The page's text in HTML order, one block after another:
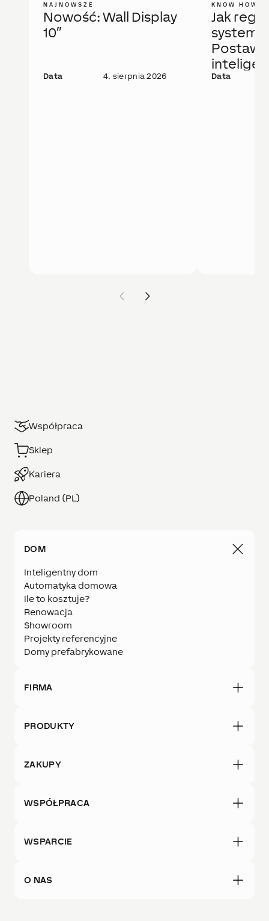
NAJNOWSZE
Nowość: Wall Display
10″
Data 4. sierpnia 2026
KNOW HOW
Jak
system
Postaw
Data
Współpraca
Sklep
Kariera
Poland (PL)
DOM
Inteligentny dom
Automatyka domowa
Ile to kosztuje?
Renowacja
Showroom
Projekty referencyjne
Domy prefabrykowane
FIRMA
PRODUKTY
ZAKUPY
WSPÓŁPRACA
WSPARCIE
O NAS